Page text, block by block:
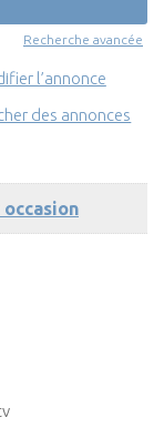
Recherche avancée
l’annonce
des annonces
occasion